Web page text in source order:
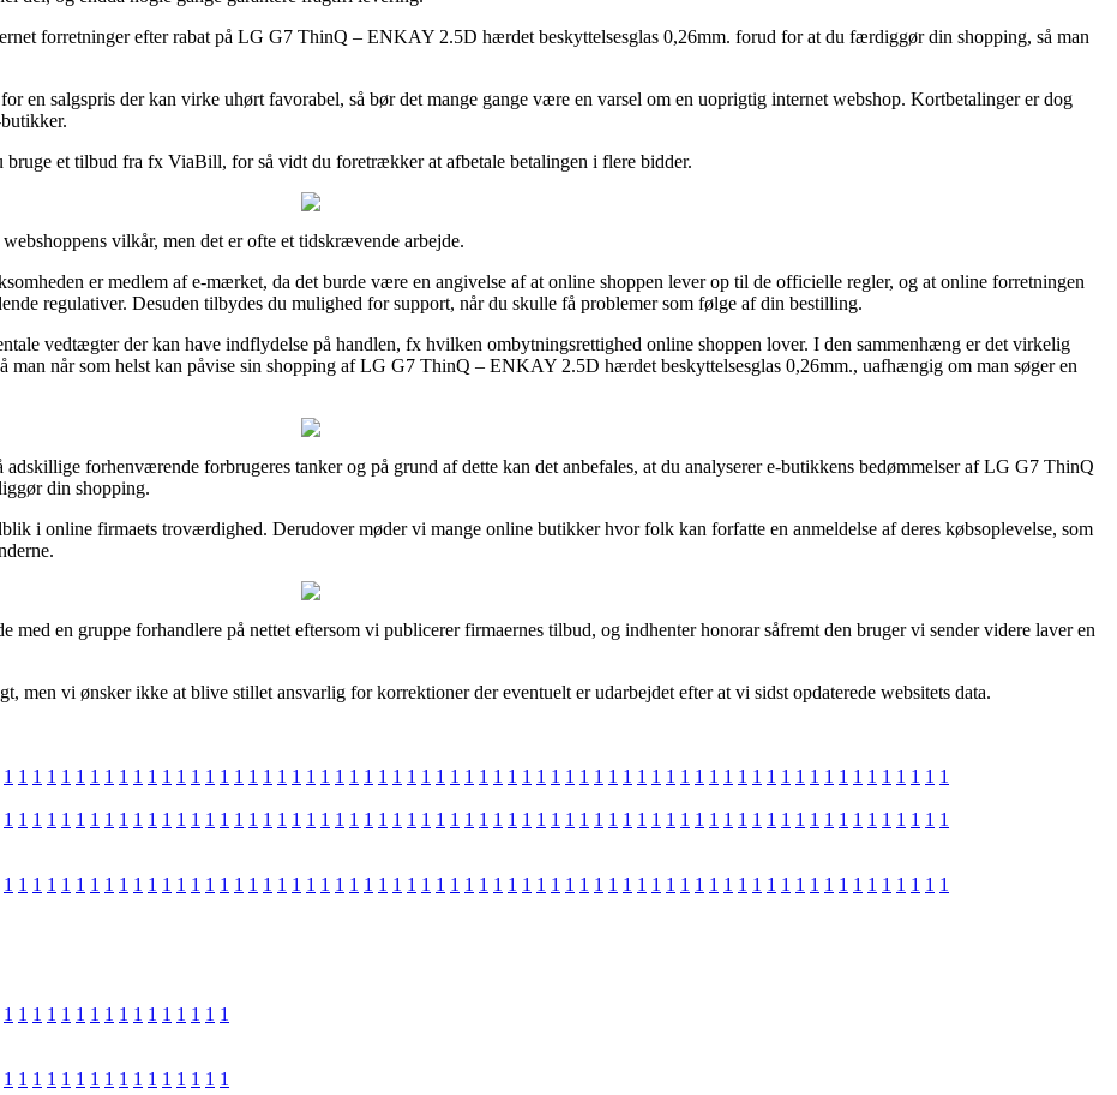
forretninger efter rabat på LG G7 ThinQ – ENKAY 2.5D hærdet beskyttelsesglas 0,26mm. forud for at du færdiggør din shopping, så man
en salgspris der kan virke uhørt favorabel, så bør det mange gange være en varsel om en uoprigtig internet webshop. Kortbetalinger er dog
et tilbud fra fx ViaBill, for så vidt du foretrækker at afbetale betalingen i flere bidder.
vilkår, men det er ofte et tidskrævende arbejde.
er medlem af e-mærket, da det burde være en angivelse af at online shoppen lever op til de officielle regler, og at online forretningen
regulativer. Desuden tilbydes du mulighed for support, når du skulle få problemer som følge af din bestilling.
vedtægter der kan have indflydelse på handlen, fx hvilken ombytningsrettighed online shoppen lover. I den sammenhæng er det virkelig
man når som helst kan påvise sin shopping af LG G7 ThinQ – ENKAY 2.5D hærdet beskyttelsesglas 0,26mm., uafhængig om man søger en
forhenværende forbrugeres tanker og på grund af dette kan det anbefales, at du analyserer e-butikkens bedømmelser af LG G7 ThinQ
din shopping.
i online firmaets troværdighed. Derudover møder vi mange online butikker hvor folk kan forfatte en anmeldelse af deres købsoplevelse, som
med en gruppe forhandlere på nettet eftersom vi publicerer firmaernes tilbud, og indhenter honorar såfremt den bruger vi sender videre laver en
men vi ønsker ikke at blive stillet ansvarlig for korrektioner der eventuelt er udarbejdet efter at vi sidst opdaterede websitets data.
1 1 1 1 1 1 1 1 1 1 1 1 1 1 1 1 1 1 1 1 1 1 1 1 1 1 1 1 1 1 1 1 1 1 1 1 1 1 1 1 1 1 1 1 1 1 1 1 1 1 1 1 1 1 1 1 1 1 1 1 1 1 1 1 1 1
1 1 1 1 1 1 1 1 1 1 1 1 1 1 1 1 1 1 1 1 1 1 1 1 1 1 1 1 1 1 1 1 1 1 1 1 1 1 1 1 1 1 1 1 1 1 1 1 1 1 1 1 1 1 1 1 1 1 1 1 1 1 1 1 1 1
1 1 1 1 1 1 1 1 1 1 1 1 1 1 1 1 1 1 1 1 1 1 1 1 1 1 1 1 1 1 1 1 1 1 1 1 1 1 1 1 1 1 1 1 1 1 1 1 1 1 1 1 1 1 1 1 1 1 1 1 1 1 1 1 1 1
1 1 1 1 1 1 1 1 1 1 1 1 1 1 1 1
1 1 1 1 1 1 1 1 1 1 1 1 1 1 1 1